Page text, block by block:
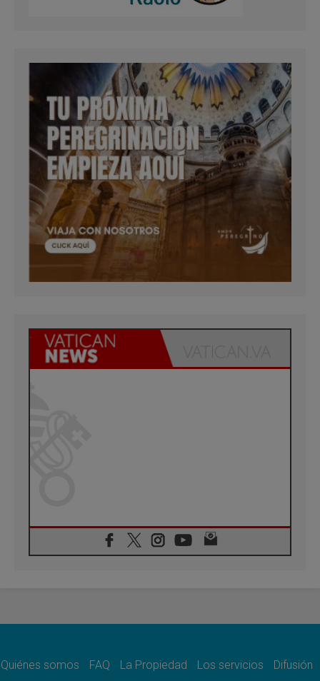
Quiénes somos FAQ La Propiedad Los servicios Difusión